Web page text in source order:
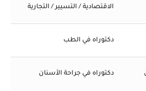
الاقتصادية / التسيير / التجارية
دكتوراه في الطب
دكتوراه في جراحة الأسنان